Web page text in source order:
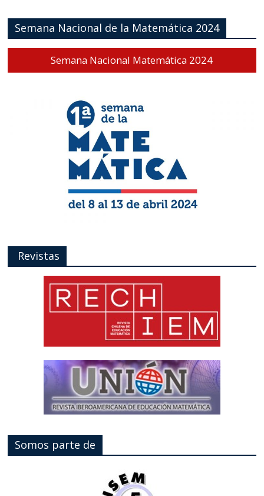
Semana Nacional de la Matemática 2024
Semana Nacional Matemática 2024
Revistas
Somos parte de